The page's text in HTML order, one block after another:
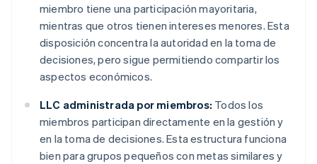
miembro tiene una participación mayoritaria,
mientras que otros tienen intereses menores. Esta
disposición concentra la autoridad en la toma de
decisiones, pero sigue permitiendo compartir los
aspectos económicos.
LLC administrada por miembros: Todos los
miembros participan directamente en la gestión y
en la toma de decisiones. Esta estructura funciona
bien para grupos pequeños con metas similares y